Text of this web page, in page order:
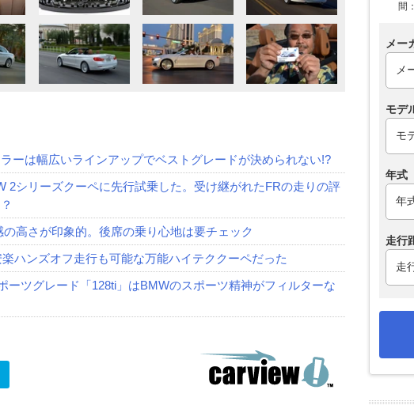
ーは幅広いラインアップでベストグレードが決められない!?
シリーズクーペに先行試乗した。受け継がれたFRの走りの評
高さが印象的。後席の乗り心地は要チェック
ハンズオフ走行も可能な万能ハイテククーペだった
ーツグレード「128ti」はBMWのスポーツ精神がフィルターな
間
メー
モデ
年式
走行